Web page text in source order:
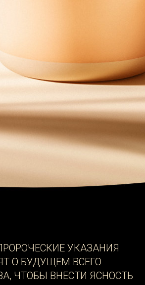
УКАЗАНИЯ
О БУДУЩЕМ ВСЕГО
ЧТОБЫ ВНЕСТИ ЯСНОСТЬ